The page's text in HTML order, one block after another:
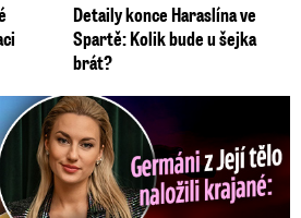
Detaily konce Haraslína ve
Spartě: Kolik bude u šejka
brát?
se, vzkázali jí krajané